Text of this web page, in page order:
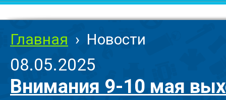
Главная › Новости
08.05.2025
Внимания 9-10 мая